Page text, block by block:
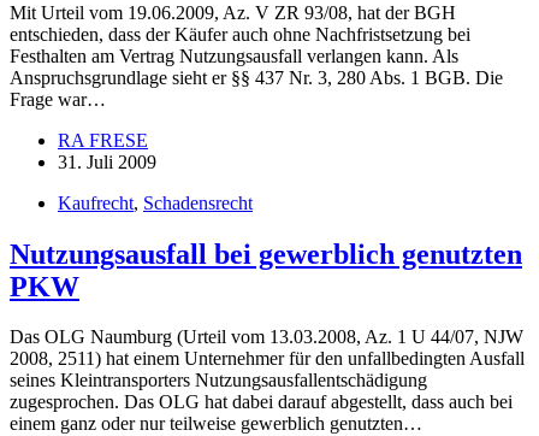
Mit Urteil vom 19.06.2009, Az. V ZR 93/08, hat der BGH
entschieden, dass der Käufer auch ohne Nachfristsetzung bei
Festhalten am Vertrag Nutzungsausfall verlangen kann. Als
Anspruchsgrundlage sieht er §§ 437 Nr. 3, 280 Abs. 1 BGB. Die
Frage war…
RA FRESE
31. Juli 2009
Kaufrecht, Schadensrecht
Nutzungsausfall bei gewerblich genutzten
PKW
Das OLG Naumburg (Urteil vom 13.03.2008, Az. 1 U 44/07, NJW
2008, 2511) hat einem Unternehmer für den unfallbedingten Ausfall
seines Kleintransporters Nutzungsausfallentschädigung
zugesprochen. Das OLG hat dabei darauf abgestellt, dass auch bei
einem ganz oder nur teilweise gewerblich genutzten…